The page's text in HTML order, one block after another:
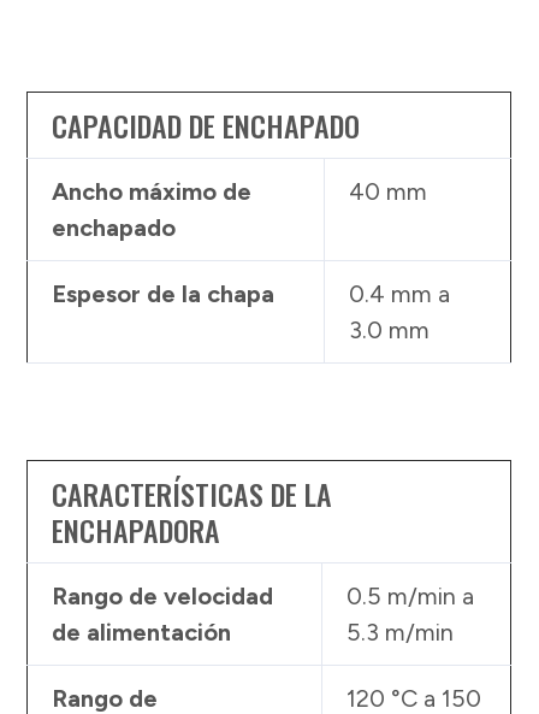
CAPACIDAD DE ENCHAPADO
Ancho máximo de
enchapado
40 mm
Espesor de la chapa
0.4 mm a
3.0 mm
CARACTERÍSTICAS DE LA
ENCHAPADORA
Rango de velocidad
de alimentación
0.5 m/min a
5.3 m/min
Rango de
120 °C a 150